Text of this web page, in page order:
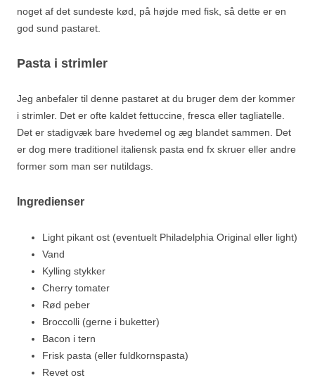
noget af det sundeste kød, på højde med fisk, så dette er en
god sund pastaret.
Pasta i strimler
Jeg anbefaler til denne pastaret at du bruger dem der kommer
i strimler. Det er ofte kaldet fettuccine, fresca eller tagliatelle.
Det er stadigvæk bare hvedemel og æg blandet sammen. Det
er dog mere traditionel italiensk pasta end fx skruer eller andre
former som man ser nutildags.
Ingredienser
Light pikant ost (eventuelt Philadelphia Original eller light)
Vand
Kylling stykker
Cherry tomater
Rød peber
Broccolli (gerne i buketter)
Bacon i tern
Frisk pasta (eller fuldkornspasta)
Revet ost